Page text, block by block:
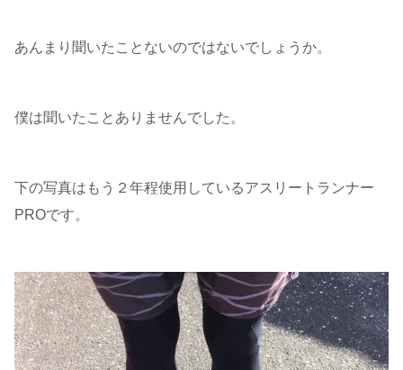
あんまり聞いたことないのではないでしょうか。
僕は聞いたことありませんでした。
下の写真はもう２年程使用しているアスリートランナー
PROです。